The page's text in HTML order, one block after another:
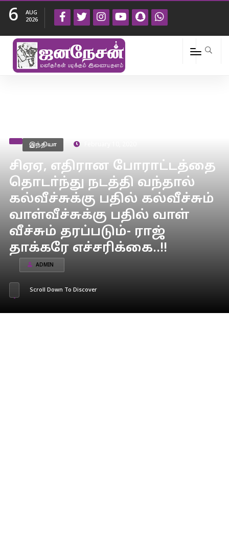
6
AUG
2026
இந்தியா
சிஏஏ, எதிரான போராட்டத்தை
தொடா்ந்து நடத்தி வந்தால்
கல்வீச்சுக்கு பதில் கல்வீச்சும்
வாள்வீச்சுக்கு பதில் வாள்
வீச்சும் தரப்படும்- ராஜ்
தாக்கரே எச்சரிக்கை..!!
ADMIN
Scroll Down To Discover